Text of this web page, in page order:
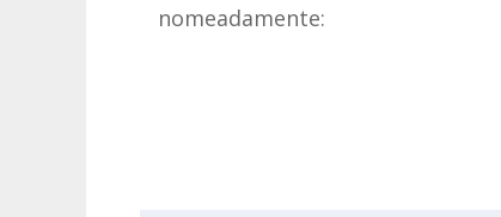
nomeadamente: